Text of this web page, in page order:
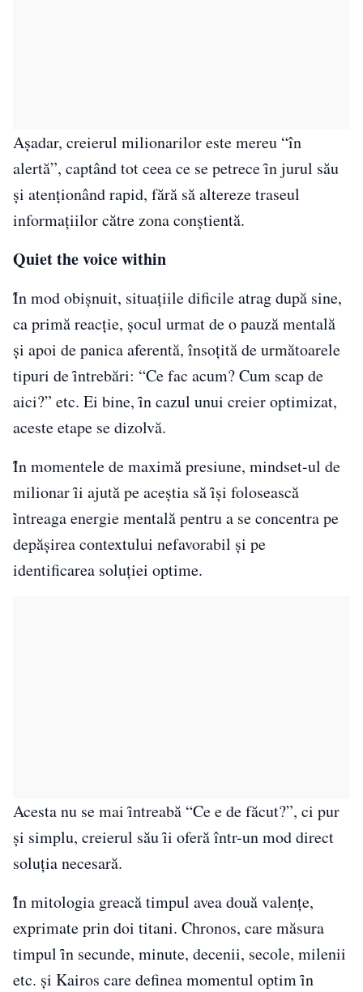
Așadar, creierul milionarilor este mereu “în
alertă”, captând tot ceea ce se petrece ȋn jurul său
și atenționând rapid, fără să altereze traseul
informațiilor către zona conștientă.
Quiet the voice within
Ȋn mod obișnuit, situațiile dificile atrag după sine,
ca primă reacție, șocul urmat de o pauză mentală
și apoi de panica aferentă, însoțită de următoarele
tipuri de ȋntrebări: “Ce fac acum? Cum scap de
aici?” etc. Ei bine, ȋn cazul unui creier optimizat,
aceste etape se dizolvă.
Ȋn momentele de maximă presiune, mindset-ul de
milionar ȋi ajută pe aceștia să ȋși folosească
ȋntreaga energie mentală pentru a se concentra pe
depășirea contextului nefavorabil și pe
identificarea soluției optime.
Acesta nu se mai ȋntreabă “Ce e de făcut?”, ci pur
și simplu, creierul său ȋi oferă într-un mod direct
soluția necesară.
Ȋn mitologia greacă timpul avea două valențe,
exprimate prin doi titani. Chronos, care măsura
timpul ȋn secunde, minute, decenii, secole, milenii
etc. și Kairos care definea momentul optim ȋn